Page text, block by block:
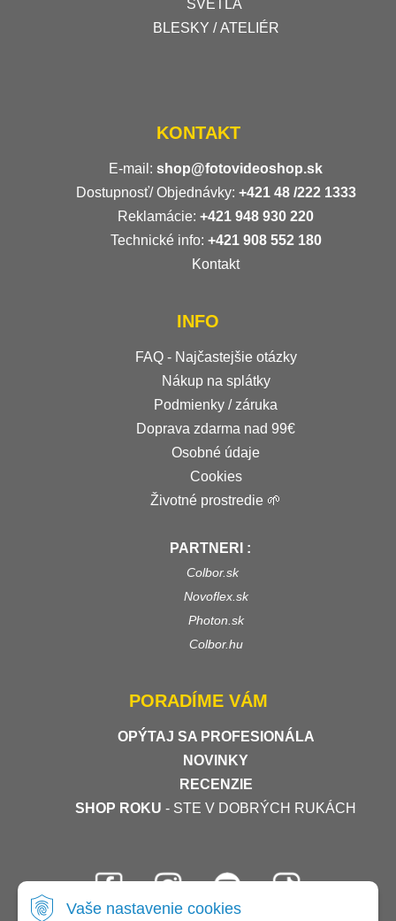
Vaše nastavenie cookies
SVETLÁ
BLESKY / ATELIÉR
KONTAKT
E-mail: shop@fotovideoshop.sk
Dostupnosť/ Objednávky: +421 48 /222 1333
Reklamácie: +421 948 930 220
Technické info: +421 908 552 180
Kontakt
INFO
FAQ - Najčastejšie otázky
Nákup na splátky
Podmienky / záruka
Doprava zdarma nad 99€
Osobné údaje
Cookies
Životné prostredie 🌱
PARTNERI :
Colbor.sk
Novoflex.sk
Photon.sk
Colbor.hu
PORADÍME VÁM
OPÝTAJ SA PROFESIONÁLA
NOVINKY
RECENZIE
SHOP ROKU - STE V DOBRÝCH RUKÁCH